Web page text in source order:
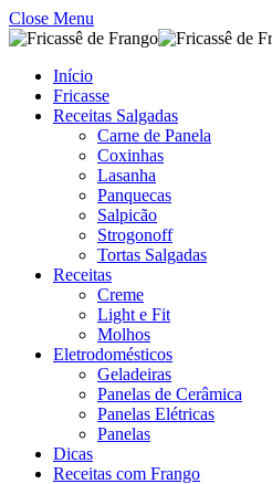
Close Menu
Início
Fricasse
Receitas Salgadas
Carne de Panela
Coxinhas
Lasanha
Panquecas
Salpicão
Strogonoff
Tortas Salgadas
Receitas
Creme
Light e Fit
Molhos
Eletrodomésticos
Geladeiras
Panelas de Cerâmica
Panelas Elétricas
Panelas
Dicas
Receitas com Frango